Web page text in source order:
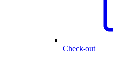
Check-out